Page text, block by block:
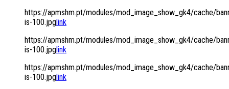
https://apmshm.pt/modules/mod_image_show_gk4/cache/
is-100.jpglink
https://apmshm.pt/modules/mod_image_show_gk4/cache/
is-100.jpglink
https://apmshm.pt/modules/mod_image_show_gk4/cache/
is-100.jpglink